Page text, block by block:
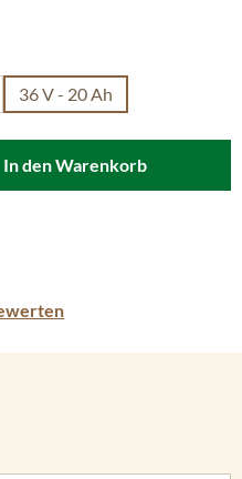
36 V - 20 Ah
In den Warenkorb